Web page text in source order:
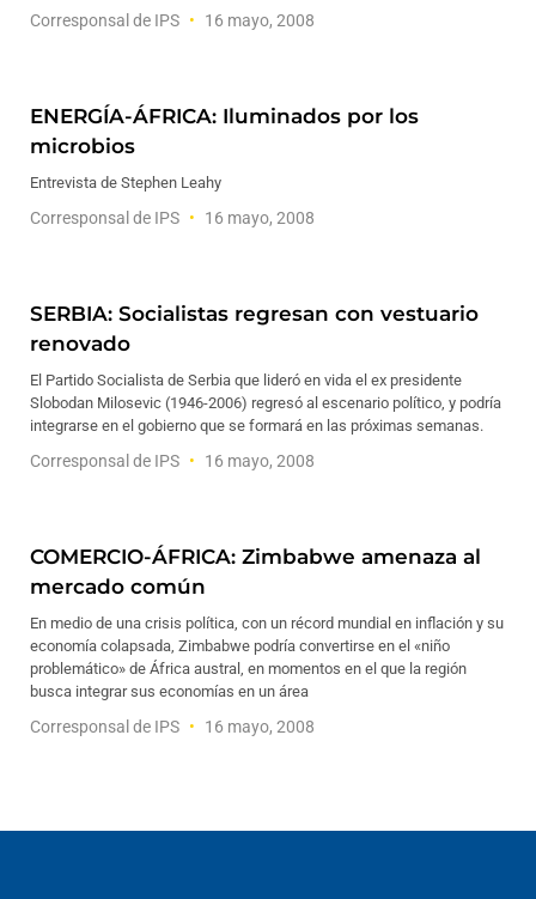
Corresponsal de IPS 16 mayo, 2008
ENERGÍA-ÁFRICA: Iluminados por los
microbios
Entrevista de Stephen Leahy
Corresponsal de IPS 16 mayo, 2008
SERBIA: Socialistas regresan con vestuario
renovado
El Partido Socialista de Serbia que lideró en vida el ex presidente
Slobodan Milosevic (1946-2006) regresó al escenario político, y podría
integrarse en el gobierno que se formará en las próximas semanas.
Corresponsal de IPS 16 mayo, 2008
COMERCIO-ÁFRICA: Zimbabwe amenaza al
mercado común
En medio de una crisis política, con un récord mundial en inflación y su
economía colapsada, Zimbabwe podría convertirse en el «niño
problemático» de África austral, en momentos en el que la región
busca integrar sus economías en un área
Corresponsal de IPS 16 mayo, 2008